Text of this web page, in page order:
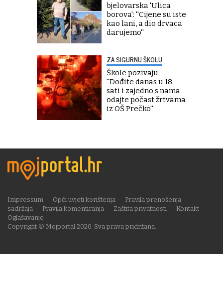
bjelovarska 'Ulica
borova': ''Cijene su iste
kao lani, a dio drvaca
darujemo''
ZA SIGURNU ŠKOLU
Škole pozivaju:
''Dođite danas u 18
sati i zajedno s nama
odajte počast žrtvama
iz OŠ Prečko''
Copyright © Mojportal 2020. Sva prava pridržana.
Impressum Opći uvjeti korištenja
Pravila prenošenja
sadržaja
Pravila komentiranja Zaštita privatnosti
Kontakt
Oglašavanje